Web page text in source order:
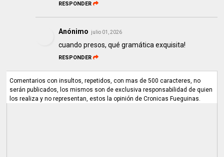
RESPONDER
Anónimo julio 01, 2026
cuando presos, qué gramática exquisita!
RESPONDER
Comentarios con insultos, repetidos, con mas de 500 caracteres, no
serán publicados, los mismos son de exclusiva responsabilidad de quien
los realiza y no representan, estos la opinión de Cronicas Fueguinas.